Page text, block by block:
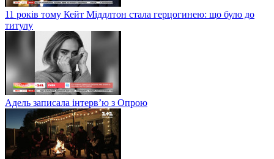
11 років тому Кейт Міддлтон стала герцогинею: що було до
титулу
Адель записала інтерв’ю з Опрою